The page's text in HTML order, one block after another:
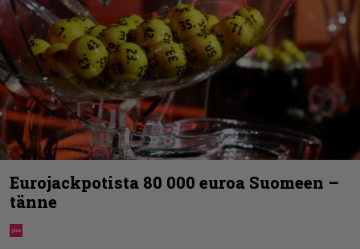
Eurojackpotista 80 000 euroa Suomeen –
tänne